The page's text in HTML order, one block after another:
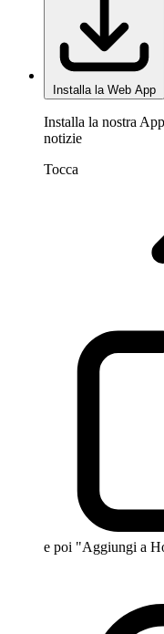
Installa la Web App
Installa la nostra
notizie
Tocca
e poi "Aggiungi a